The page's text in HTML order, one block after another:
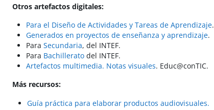
Otros artefactos digitales:
Para el Diseño de Actividades y Tareas de Aprendizaje.
Generados en proyectos de enseñanza y aprendizaje.
ParaSecundaria, del INTEF.
Para Bachillerato del INTEF.
Artefactos multimedia. Notas visuales. Educ@conTIC.
Más recursos:
Guía práctica para elaborar productos audiovisuales.